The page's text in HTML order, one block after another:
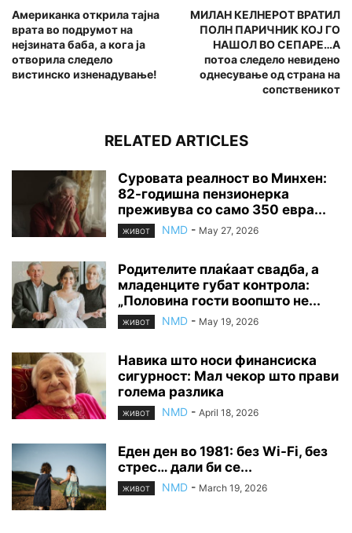
Американка открила тајна
врата во подрумот на
нејзината баба, а кога ја
отворила следело
вистинско изненадување!
МИЛАН КЕЛНЕРОТ ВРАТИЛ
ПОЛН ПАРИЧНИК КОЈ ГО
НАШОЛ ВО СЕПАРЕ…А
потоа следело невидено
однесување од страна на
сопственикот
RELATED ARTICLES
Суровата реалност во Минхен:
82-годишна пензионерка
преживува со само 350 евра...
ЖИВОТ NMD - May 27, 2026
Родителите плаќаат свадба, а
младенците губат контрола:
„Половина гости воопшто не...
ЖИВОТ NMD - May 19, 2026
Навика што носи финансиска
сигурност: Мал чекор што прави
голема разлика
ЖИВОТ NMD - April 18, 2026
Еден ден во 1981: без Wi-Fi, без
стрес… дали би се...
ЖИВОТ NMD - March 19, 2026